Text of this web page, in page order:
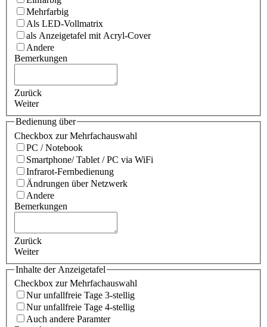
Mehrfarbig
Als LED-Vollmatrix
als Anzeigetafel mit Acryl-Cover
Andere
Bemerkungen
Zurück
Weiter
Bedienung über
Checkbox zur Mehrfachauswahl
PC / Notebook
Smartphone/ Tablet / PC via WiFi
Infrarot-Fernbedienung
Ändrungen über Netzwerk
Andere
Bemerkungen
Zurück
Weiter
Inhalte der Anzeigetafel
Checkbox zur Mehrfachauswahl
Nur unfallfreie Tage 3-stellig
Nur unfallfreie Tage 4-stellig
Auch andere Paramter